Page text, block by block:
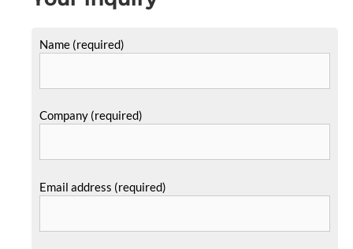
Name (required)
Company (required)
Email address (required)